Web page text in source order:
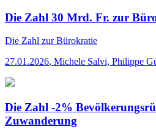
Die Zahl 30 Mrd. Fr. zur
Die Zahl zur Bürokratie
27.01.2026, Michele Salvi, Philippe
Die Zahl -2%
Zuwanderung